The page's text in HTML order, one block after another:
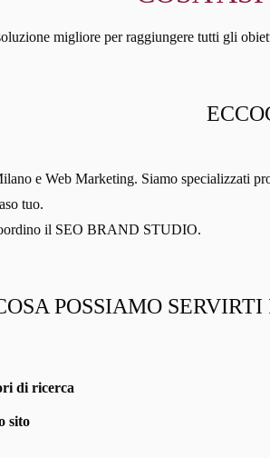
migliore per raggiungere tutti gli
e Web Marketing. Siamo specializzati
tuo.
il SEO BRAND STUDIO.
POSSIAMO
di ricerca
sito